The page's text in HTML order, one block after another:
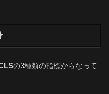
の3種類の指標からなって